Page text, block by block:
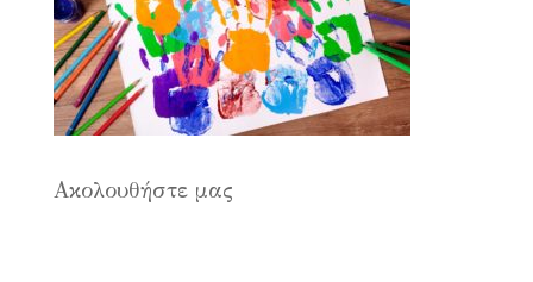
Ακολουθήστε μας